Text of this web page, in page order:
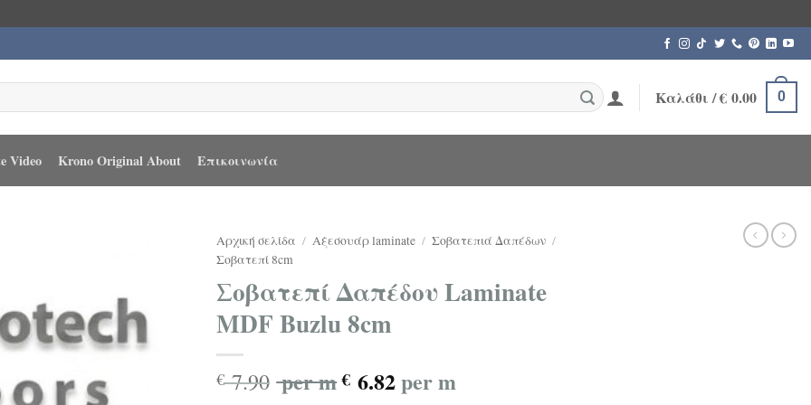
Καλάθι /€0.00 0
Video Krono Original About Επικοινωνία
Αρχική σελίδα / Αξεσουάρ laminate / Σοβατεπιά Δαπέδων /
Σοβατεπί 8cm
Σοβατεπί Δαπέδου Laminate
MDF Buzlu 8cm
€7.90 per m € 6.82per m